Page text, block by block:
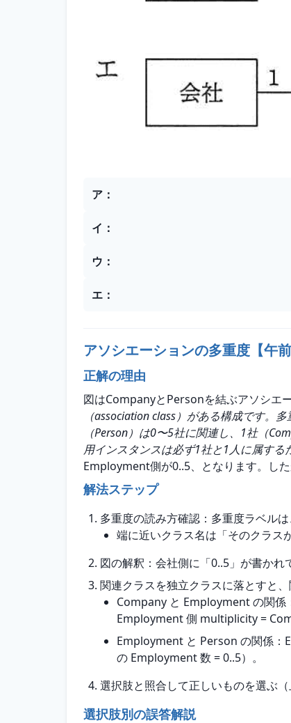
選択肢
ア ：
イ ：
ウ ：
エ ：
アソシエーションの多重度【午前
正解の理由
図はCompanyとPersonを結ぶアソシエ
（association class）がある構成です。
（Person）は0〜5社に関連し、1社（
用インスタンスは必ず1社と1人に属す
Employment側が0..5、となります。し
解法ステップ
多重度の読み方確認：多重度ラベル
端に近いクラス名は「そのクラス
図の解釈：会社側に「0..5」が書か
関連クラスを独立クラスに落とすと
Company と Employment の関
Employment 側 multiplicity =
Employment と Person の関係
の Employment 数 = 0..5）。
選択肢と照合して正しいものを選ぶ
選択肢別の誤答解説